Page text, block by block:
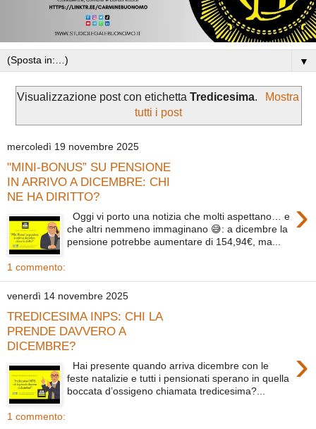
▼
Visualizzazione post con etichettaTredicesima.
Mostra
tutti i post
mercoledì 19 novembre 2025
"MINI-BONUS” SU PENSIONE
IN ARRIVO A DICEMBRE: CHI
NE HA DIRITTO?
›
Oggi vi porto una notizia che molti aspettano… e
che altri nemmeno immaginano 😅: a dicembre la
pensione potrebbe aumentare di 154,94€, ma...
1 commento:
venerdì 14 novembre 2025
TREDICESIMA INPS: CHI LA
PRENDE DAVVERO A
DICEMBRE?
›
Hai presente quando arriva dicembre con le
feste natalizie e tutti i pensionati sperano in quella
boccata d’ossigeno chiamata tredicesima?...
1 commento: